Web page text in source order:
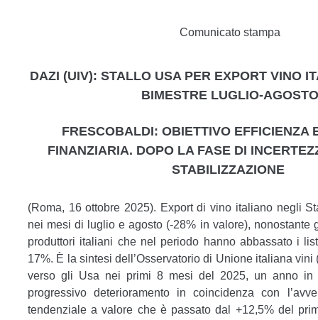
Comunicato stampa
DAZI (UIV): STALLO USA PER EXPORT VINO
BIMESTRE LUGLIO-AGOSTO
FRESCOBALDI: OBIETTIVO EFFICIENZA
FINANZIARIA. DOPO LA FASE DI
STABILIZZAZIONE
(Roma, 16 ottobre 2025). Export di vino italiano negli
nei mesi di luglio e agosto (-28% in valore), nonostante
produttori italiani che nel periodo hanno abbassato i
17%. È la sintesi dell’Osservatorio di Unione italiana
verso gli Usa nei primi 8 mesi del 2025, un anno
progressivo deterioramento in coincidenza con
tendenziale a valore che è passato dal +12,5% del